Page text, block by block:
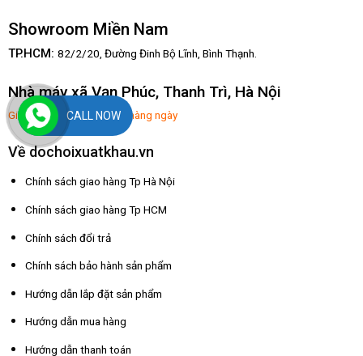
Showroom Miền Nam
TP.HCM: 82/2/20, Đường Đinh Bộ Lĩnh, Bình Thạnh.
Nhà máy xã Vạn Phúc, Thanh Trì, Hà Nội
Giờ mở hàng: 8:00-17:30 hàng ngày
Về dochoixuatkhau.vn
Chính sách giao hàng Tp Hà Nội
Chính sách giao hàng Tp HCM
Chính sách đổi trả
Chính sách bảo hành sản phẩm
Hướng dẫn lắp đặt sản phẩm
Hướng dẫn mua hàng
Hướng dẫn thanh toán
CALL NOW